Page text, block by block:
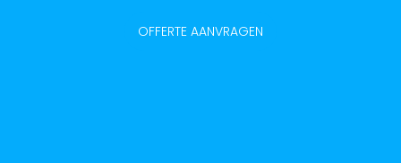
OFFERTE AANVRAGEN